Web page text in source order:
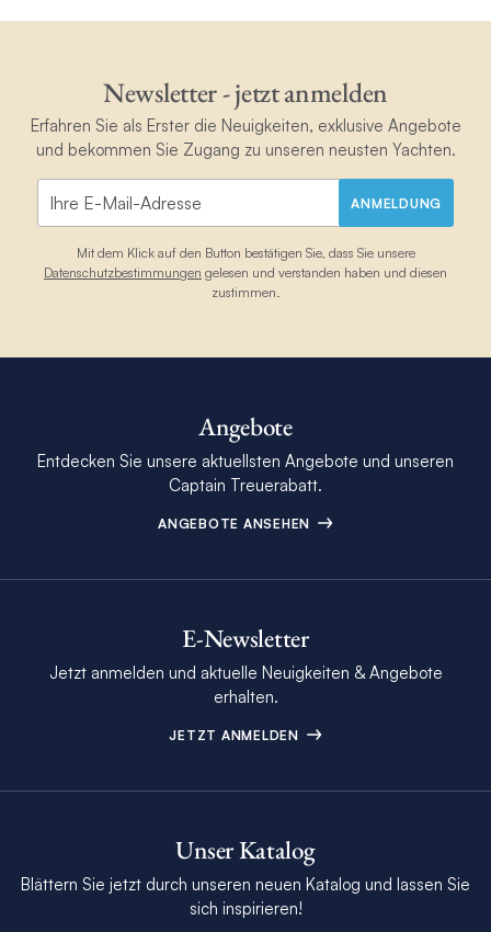
Newsletter - jetzt anmelden
Erfahren Sie als Erster die Neuigkeiten, exklusive Angebote
und bekommen Sie Zugang zu unseren neusten Yachten.
ANMELDUNG
Mit dem Klick auf den Button bestätigen Sie, dass Sie unsere
Datenschutzbestimmungen gelesen und verstanden haben und diesen
zustimmen.
Angebote
Entdecken Sie unsere aktuellsten Angebote und unseren
Captain Treuerabatt.
ANGEBOTE ANSEHEN
E-Newsletter
Jetzt anmelden und aktuelle Neuigkeiten & Angebote
erhalten.
JETZT ANMELDEN
Unser Katalog
Blättern Sie jetzt durch unseren neuen Katalog und lassen Sie
sich inspirieren!